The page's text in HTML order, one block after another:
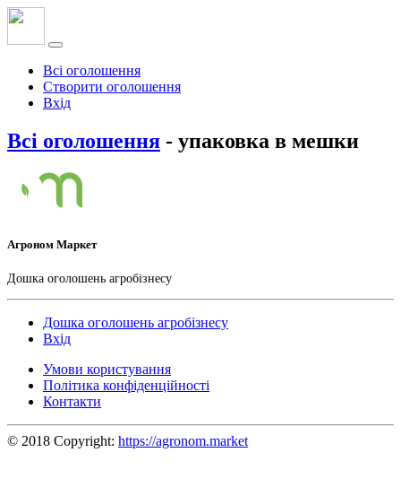
Всі оголошення
Створити оголошення
Вхід
Всі оголошення - упаковка в мешки
Агроном Маркет
Дошка оголошень агробізнесу
Дошка оголошень агробізнесу
Вхід
Умови користування
Політика конфіденційності
Контакти
© 2018 Copyright: https://agronom.market